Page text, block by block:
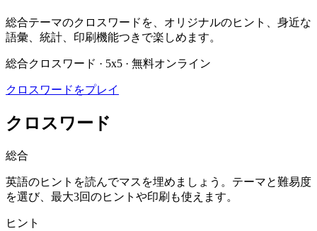
総合テーマのクロスワードを、オリジナルのヒント、身近な
語彙、統計、印刷機能つきで楽しめます。
総合クロスワード · 5x5 · 無料オンライン
クロスワードをプレイ
クロスワード
総合
英語のヒントを読んでマスを埋めましょう。テーマと難易度
を選び、最大3回のヒントや印刷も使えます。
ヒント